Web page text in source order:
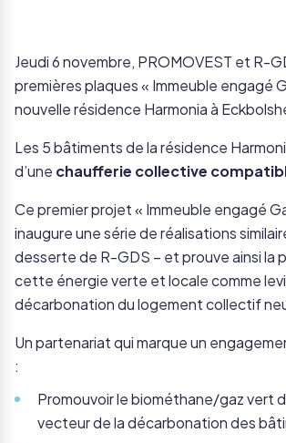
Jeudi 6 novembre, PROMOVEST et R-
premières plaques « Immeuble engagé
nouvelle résidence Harmonia à
Les 5 bâtiments de la résidence
d’une chaufferie collective
Ce premier projet « Immeuble engagé
inaugure une série de réalisations
desserte de R-GDS – et prouve ainsi la
cette énergie verte et locale comme
décarbonation du logement collectif
Un partenariat qui marque un
:
Promouvoir le biométhane/gaz vert
vecteur de la décarbonation des